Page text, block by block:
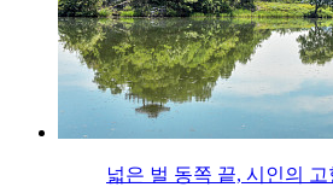
넓은 벌 동쪽 끝, 시인의 고